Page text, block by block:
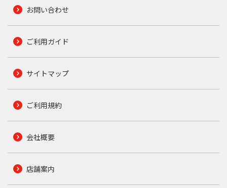
お問い合わせ
ご利用ガイド
サイトマップ
ご利用規約
会社概要
店舗案内